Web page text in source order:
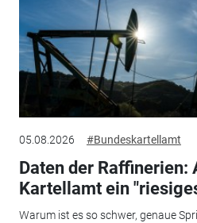
05.08.2026 #Bundeskartellamt
Daten der Raffinerien:
Kartellamt ein
Warum ist es so schwer, genaue